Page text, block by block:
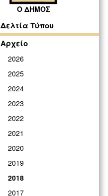
Ο ΔΗΜΟΣ
Δελτία Τύπου
Αρχείο
2026
2025
2024
2023
2022
2021
2020
2019
2018
2017